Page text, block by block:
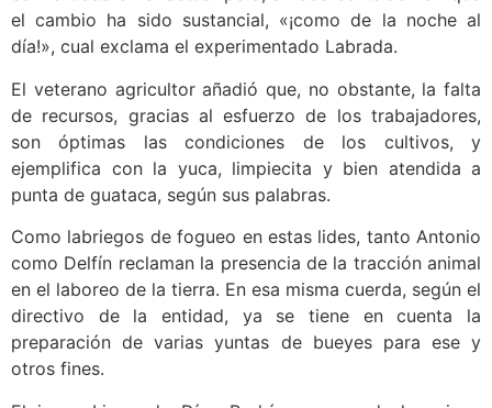
el cambio ha sido sustancial, «¡como de la noche al
día!», cual exclama el experimentado Labrada.
El veterano agricultor añadió que, no obstante, la falta
de recursos, gracias al esfuerzo de los trabajadores,
son óptimas las condiciones de los cultivos, y
ejemplifica con la yuca, limpiecita y bien atendida a
punta de guataca, según sus palabras.
Como labriegos de fogueo en estas lides, tanto Antonio
como Delfín reclaman la presencia de la tracción animal
en el laboreo de la tierra. En esa misma cuerda, según el
directivo de la entidad, ya se tiene en cuenta la
preparación de varias yuntas de bueyes para ese y
otros fines.